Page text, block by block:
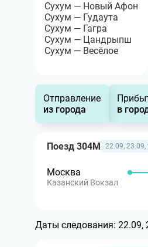
Сухум — Новый Афон
Сухум — Гудаута
Сухум — Гагра
Сухум — Цандрыпш
Сухум — Весёлое
Отправление
из города
в
Поезд 304М 22.09, 23.09,
Москва
Казанский Вокзал
Даты следования: 22.09,